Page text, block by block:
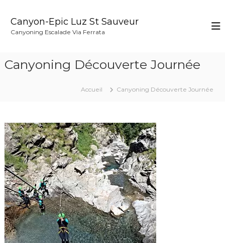
Canyon-Epic Luz St Sauveur
Canyoning Escalade Via Ferrata
Canyoning Découverte Journée
Accueil Canyoning Découverte Journée